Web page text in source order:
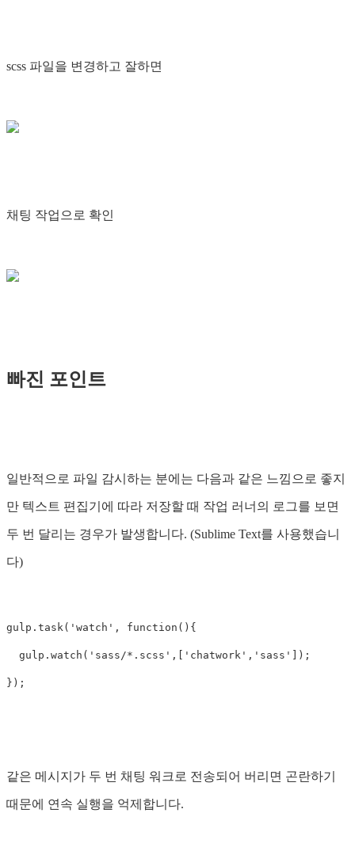
scss 파일을 변경하고 잘하면
채팅 작업으로 확인
빠진 포인트
일반적으로 파일 감시하는 분에는 다음과 같은 느낌으로 좋지
만 텍스트 편집기에 따라 저장할 때 작업 러너의 로그를 보면
두 번 달리는 경우가 발생합니다. (Sublime Text를 사용했습니
다)
gulp . task ( 'watch' , function (){
gulp . watch ( 'sass/*.scss' ,[ 'chatwork' , 'sass' ]);
});
같은 메시지가 두 번 채팅 워크로 전송되어 버리면 곤란하기
때문에 연속 실행을 억제합니다.